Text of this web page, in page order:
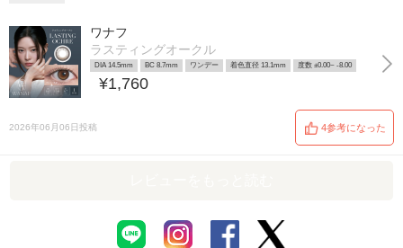
ワナフ
ラスティングオークル
DIA 14.5mm BC 8.7mm ワンデー 着色直径 13.1mm 度数 ±0.00~ -8.00
¥1,760
2026年06月06日投稿 4参考になった